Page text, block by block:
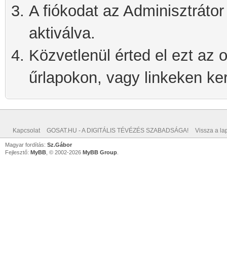
A fiókodat az
aktiválva.
Közvetlenül érted el ezt az
űrlapokon, vagy linkeken
Kapcsolat GOSAT.HU - A DIGITÁLIS TÉVÉZÉS SZABADSÁGA! Vissza a
Magyar fordítás: Sz.Gábor
Fejlesztő: MyBB , © 2002-2026 MyBB Group